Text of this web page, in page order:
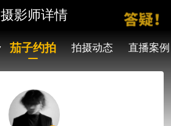
摄影师详情
茄子约拍 拍摄动态 直播案例